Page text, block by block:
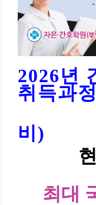
2026년
취득과정
(
비)
최대